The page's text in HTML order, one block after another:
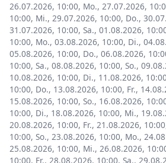
26.07.2026, 10:00, Mo., 27.07.2026,
10:00, Mi., 29.07.2026, 10:00, Do.,
31.07.2026, 10:00, Sa., 01.08.2026,
10:00, Mo., 03.08.2026, 10:00, Di.,
05.08.2026, 10:00, Do., 06.08.2026,
10:00, Sa., 08.08.2026, 10:00, So.,
10.08.2026, 10:00, Di., 11.08.2026, 10:00
10:00, Do., 13.08.2026, 10:00, Fr.,
15.08.2026, 10:00, So., 16.08.2026,
10:00, Di., 18.08.2026, 10:00, Mi.,
20.08.2026, 10:00, Fr., 21.08.2026, 10:00
10:00, So., 23.08.2026, 10:00, Mo.,
25.08.2026, 10:00, Mi., 26.08.2026,
10:00, Fr., 28.08.2026, 10:00, Sa.,